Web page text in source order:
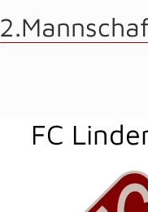
FC